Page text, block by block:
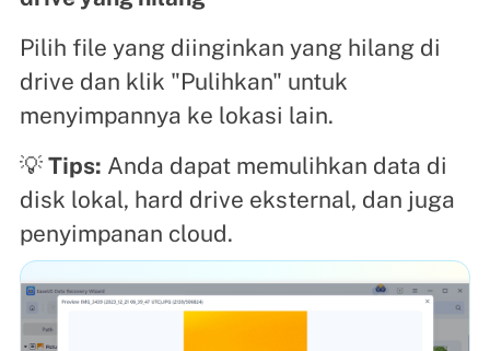
Pilih file yang diinginkan yang hilang di
drive dan klik "Pulihkan" untuk
menyimpannya ke lokasi lain.
💡 Tips: Anda dapat memulihkan data di
disk lokal, hard drive eksternal, dan juga
penyimpanan cloud.